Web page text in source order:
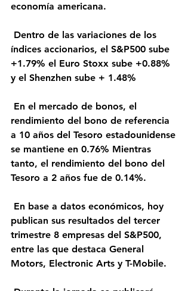
economía americana.
índices accionarios, el S&P500 sube
+1.79% el Euro Stoxx sube +0.88%
y el Shenzhen sube + 1.48%
rendimiento del bono de referencia
a 10 años del Tesoro estadounidense
se mantiene en 0.76% Mientras
tanto, el rendimiento del bono del
Tesoro a 2 años fue de 0.14%.
publican sus resultados del tercer
trimestre 8 empresas del S&P500,
entre las que destaca General
Motors, Electronic Arts y T-Mobile.